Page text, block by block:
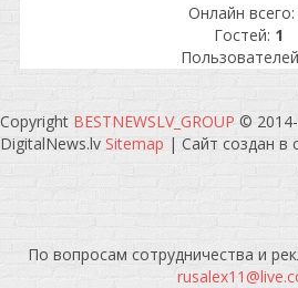
Онлайн всего:
Гостей: 1
Copyright BESTNEWSLV_GROUP ©
DigitalNews.lv Sitemap | Сайт создан в
По вопросам сотрудничества и